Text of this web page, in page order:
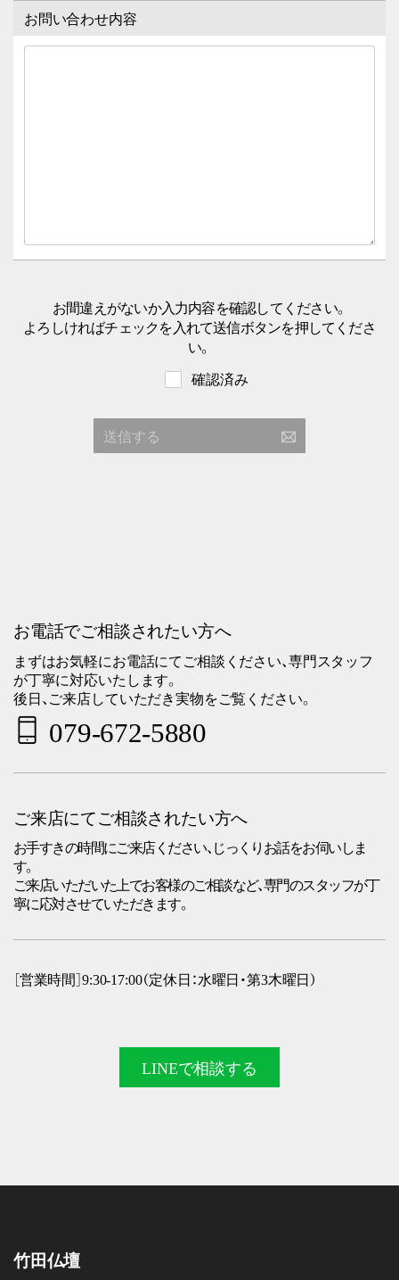
お問い合わせ内容
お間違えがないか入力内容を確認してください。
よろしければチェックを入れて送信ボタンを押してくださ
い。
確認済み
お電話でご相談されたい方へ
まずはお気軽にお電話にてご相談ください、専門スタッフ
が丁寧に対応いたします。
後日、ご来店していただき実物をご覧ください。
079-672-5880
ご来店にてご相談されたい方へ
お手すきの時間にご来店ください、じっくりお話をお伺いしま
す。
ご来店いただいた上でお客様のご相談など、専門のスタッフが丁
寧に応対させていただきます。
［営業時間］9:30-17:00（定休日：水曜日・第3木曜日）
LINEで相談する
竹田仏壇